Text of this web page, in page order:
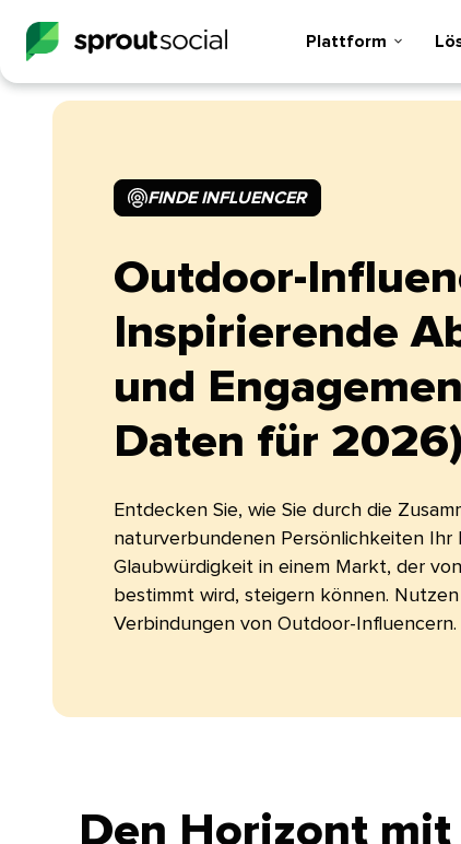
Plattform​​
FINDE INFLUENCER​​
Outdoor-
Inspirierende
und
Daten für 2026)​​
Entdecken Sie, wie Sie durch die
naturverbundenen Persönlichkeiten Ihr
Glaubwürdigkeit in einem Markt, der
bestimmt wird, steigern können.
Verbindungen von Outdoor-Influencern.​​
Den Horizont